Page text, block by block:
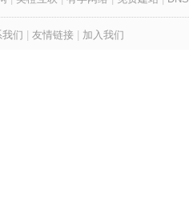
们 友情链接 加入我们